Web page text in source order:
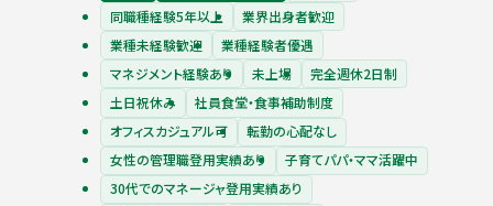
同職種経験5年以上
業界出身者歓迎
業種未経験歓迎
業種経験者優遇
マネジメント経験あり
未上場
完全週休2日制
土日祝休み
社員食堂・食事補助制度
オフィスカジュアル可
転勤の心配なし
女性の管理職登用実績あり
子育てパパ・ママ活躍中
30代でのマネージャ登用実績あり